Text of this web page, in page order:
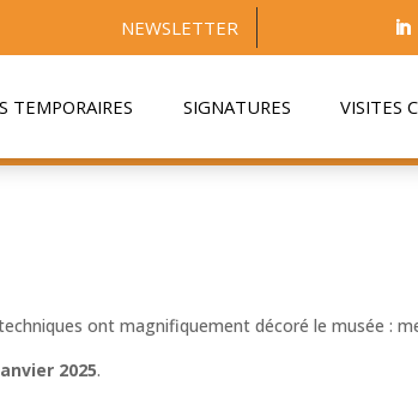
NEWSLETTER
TEMPORAIRES SIGNATURES VISITES
ont magnifiquement décoré le musée :
2025.